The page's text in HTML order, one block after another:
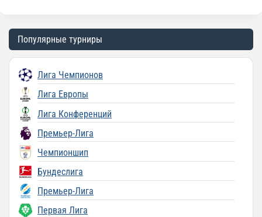
Популярные турниры
Лига Чемпионов
Лига Европы
Лига Конференций
Премьер-Лига
Чемпионшип
Бундеслига
Премьер-Лига
Первая Лига